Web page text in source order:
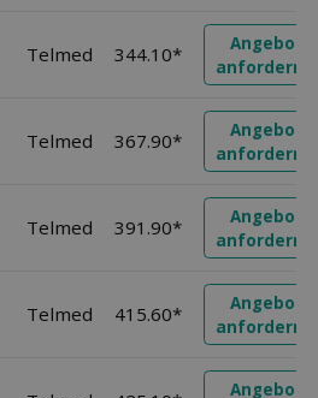
Telmed 344.10*
Angebot
anfordern
Telmed 367.90*
Angebot
anfordern
Telmed 391.90*
Angebot
anfordern
Telmed 415.60*
Angebot
anfordern
Angebot